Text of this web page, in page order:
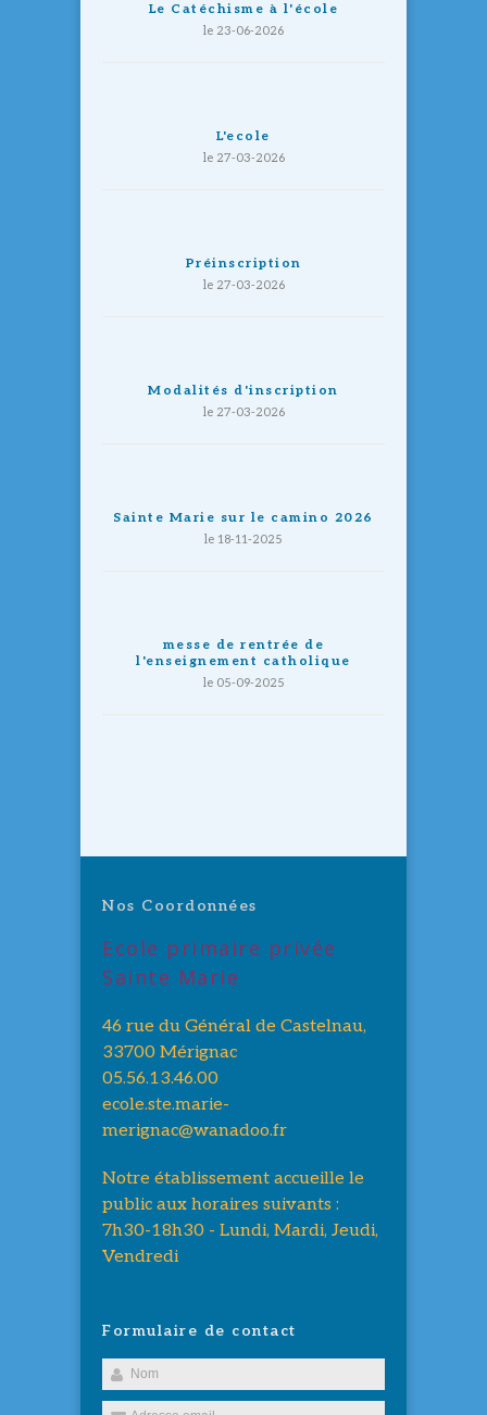
Le Catéchisme à l'école
le 23-06-2026
L'ecole
le 27-03-2026
Préinscription
le 27-03-2026
Modalités d'inscription
le 27-03-2026
Sainte Marie sur le camino 2026
le 18-11-2025
messe de rentrée de
l'enseignement catholique
le 05-09-2025
Nos Coordonnées
Ecole primaire privée
Sainte Marie
46 rue du Général de Castelnau,
33700 Mérignac
05.56.13.46.00
ecole.ste.marie-
merignac@wanadoo.fr
Notre établissement accueille le
public aux horaires suivants :
7h30-18h30 - Lundi, Mardi, Jeudi,
Vendredi
Formulaire de contact